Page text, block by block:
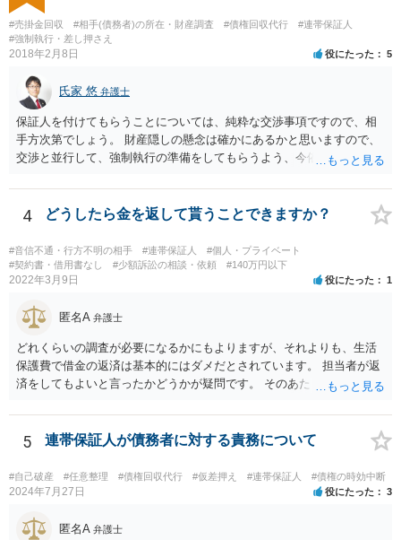
#売掛金回収 #相手(債務者)の所在・財産調査 #債権回収代行
#連帯保証人
#強制執行・差し押さえ
2018年2月8日 役にたった 5
氏家 悠 弁護士
保証人を付けてもらうことについては、純粋な交渉事項ですので、相
手方次第でしょう。 財産隠しの懸念は確かにあるかと思いますので、
交渉と並行して、強制執行の準備をしてもらうよう、今依頼されてい
弁護士の探し方ですが、弁護士のウェブページなどがひとつの目安に
なります。 ただ、ウェブページの記載内容が確実というわけでもない
いてみるのがよいと思います。
4 どうしたら金を返して貰うことできますか？
#音信不通・行方不明の相手 #連帯保証人
#個人・プライベート
#契約書・借用書なし
#少額訴訟の相談・依頼 #140万円以下
2022年3月9日 役にたった 1
匿名A 弁護士
どれくらいの調査が必要になるかにもよりますが、それよりも、生活
保護費で借金の返済は基本的にはダメだとされています。 担当者が返
済をしてもよいと言ったかどうかが疑問です。 そのあたりは、ネット
しい記事が出てきますので、一度見てみてもいいかもしれません。
5 連帯保証人が債務者に対する責務について
#自己破産 #任意整理 #債権回収代行 #仮差押え #連帯保証人 #債権の時効中断
2024年7月27日 役にたった 3
匿名A 弁護士